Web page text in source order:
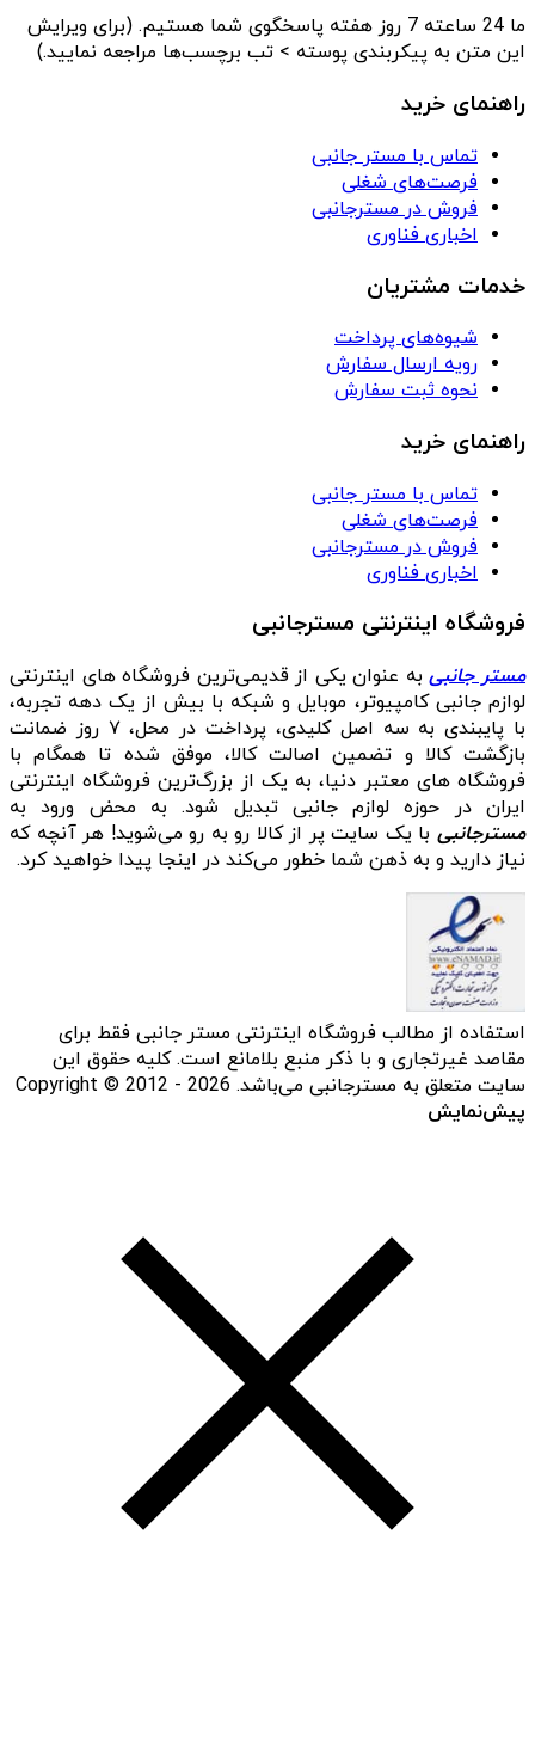
ما 24 ساعته 7 روز هفته پاسخگوی شما هستیم. (برای ویرایش
این متن به پیکربندی پوسته > تب برچسب‌ها مراجعه نمایید.)
راهنمای خرید
تماس با مستر جانبی
فرصت‌های شغلی
فروش در مسترجانبی
اخباری فناوری
خدمات مشتریان
شیوه‌های پرداخت
رویه ارسال سفارش
نحوه ثبت سفارش
راهنمای خرید
تماس با مستر جانبی
فرصت‌های شغلی
فروش در مسترجانبی
اخباری فناوری
فروشگاه اینترنتی مسترجانبی
مستر جانبیبه عنوان یکی از قدیمی‌ترین فروشگاه های اینترنتی
لوازم جانبی کامپیوتر، موبایل و شبکه با بیش از یک دهه تجربه،
با پایبندی به سه اصل کلیدی، پرداخت در محل، ۷ روز ضمانت
بازگشت کالا و تضمین اصالت کالا، موفق شده تا همگام با
فروشگاه‌ های معتبر دنیا، به یک از بزرگ‌ترین فروشگاه اینترنتی
ایران در حوزه لوازم جانبی تبدیل شود. به محض ورود به
مسترجانبی با یک سایت پر از کالا رو به رو می‌شوید! هر آنچه که
نیاز دارید و به ذهن شما خطور می‌کند در اینجا پیدا خواهید کرد.
استفاده از مطالب فروشگاه اینترنتی مستر جانبی فقط برای
مقاصد غیرتجاری و با ذکر منبع بلامانع است. کلیه حقوق این
سایت متعلق به مسترجانبی می‌باشد. Copyright © 2012 - 2026
پیش‌نمایش